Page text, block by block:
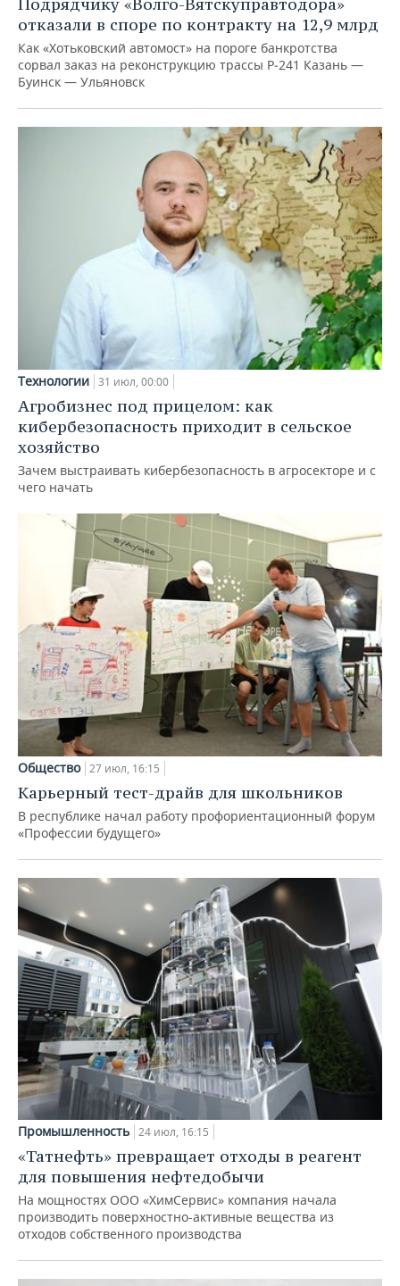
Подрядчику «Волго-Вятскуправтодора»
отказали в споре по контракту на 12,9 млрд
Как «Хотьковский автомост» на пороге банкротства
сорвал заказ на реконструкцию трассы Р‑241 Казань —
Буинск — Ульяновск
Технологии 31 июл, 00:00
Агробизнес под прицелом: как
кибербезопасность приходит в сельское
хозяйство
Зачем выстраивать кибербезопасность в агросекторе и с
чего начать
Общество 27 июл, 16:15
Карьерный тест-драйв для школьников
В республике начал работу профориентационный форум
«Профессии будущего»
Промышленность 24 июл, 16:15
«Татнефть» превращает отходы в реагент
для повышения нефтедобычи
На мощностях ООО «ХимСервис» компания начала
производить поверхностно-активные вещества из
отходов собственного производства